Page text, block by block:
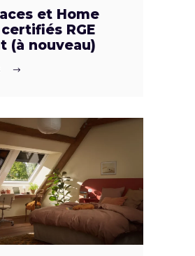
et Home
RGE
(à nouveau)